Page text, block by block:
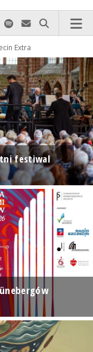
nas zadzwoń
Facebook-u
na Xnas na Instagram-ie
Odwiedź nas na TikTok-u
Szukaj nas na Spotify
Wyślij do nas
Szukaj
Extra
festiwal